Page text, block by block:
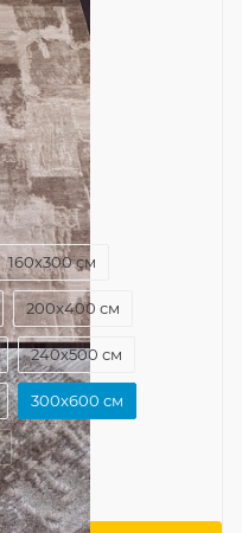
160x300 см
200x400 см
240x500 см
300x600 см